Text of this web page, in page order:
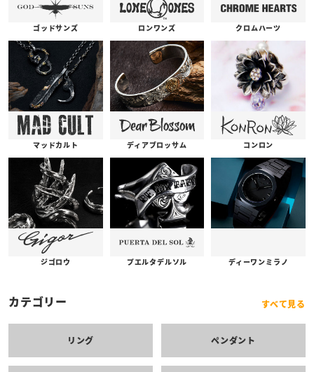
ゴッドサンズ ロンワンズ クロムハーツ
マッドカルト ディアブロッサム コンロン
ジゴロウ プエルタデルソル ディーワンミラノ
カテゴリー すべて見る
リング ペンダント